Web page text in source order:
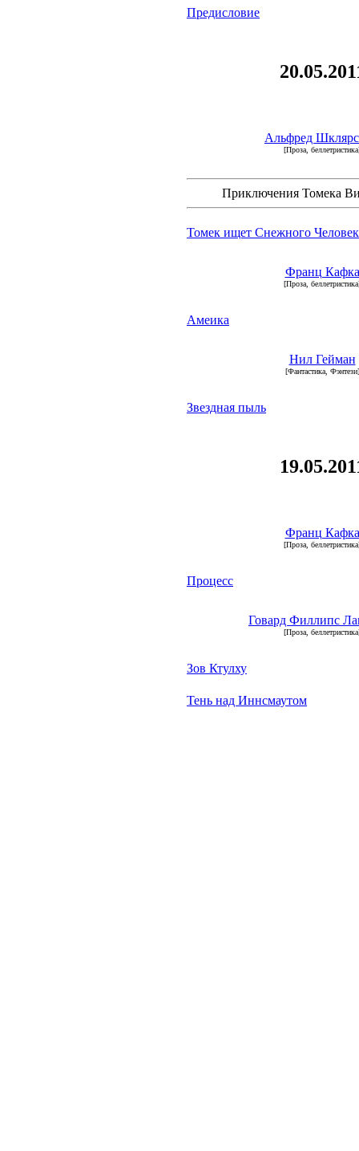
Предисловие
Альфред
[Проза,
Приключения Томека
Томек ищет Снежного
Франц Кафка
[Проза,
Амеика
Нил Гейман
[Фантастика, Фэнтези]
Звездная пыль
Франц Кафка
[Проза,
Процесс
Говард Филлипс
[Проза,
Зов Ктулху
Тень над Иннсмаутом